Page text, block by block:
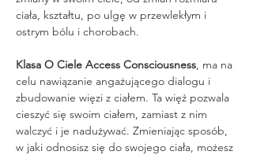
ciała, kształtu, po ulgę w przewlekłym i
ostrym bólu i chorobach.
Klasa O Ciele Access Consciousness, ma na
celu nawiązanie angażującego dialogu i
zbudowanie więzi z ciałem. Ta więź pozwala
cieszyć się swoim ciałem, zamiast z nim
walczyć i je nadużywać. Zmieniając sposób,
w jaki odnosisz się do swojego ciała, możesz